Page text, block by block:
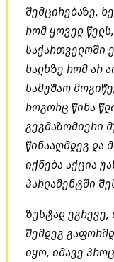
შემცირებაზე,
რომ ყოველ
საქართველოში
ხალხზე რომ არ
სამუშაო
როგორც წინა
გეგმაზომიერი
წინააღმდეგ და
იქნება აქცია
პარლამენტში
ზუსტად
შემდეგ
იყო, იმავე